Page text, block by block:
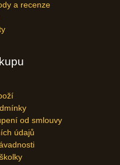
a recenze
od smlouvy
údajů